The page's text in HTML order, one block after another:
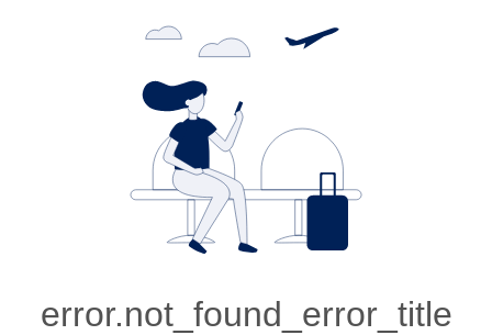
error.not_found_error_title